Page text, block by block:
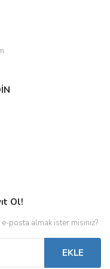
Ol!
posta almak ister misiniz?
EKLE